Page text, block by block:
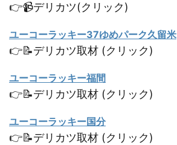
👉📹デリカツ(クリック)
ユーコーラッキー37ゆめパーク久留米
👉📝デリカツ取材 (クリック)
ユーコーラッキー福間
👉📝デリカツ取材 (クリック)
ユーコーラッキー国分
👉📝デリカツ取材 (クリック)